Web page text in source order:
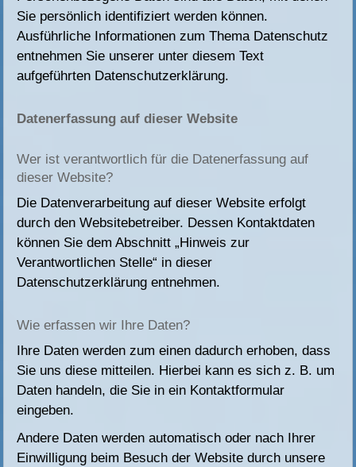
Sie persönlich identifiziert werden können.
Ausführliche Informationen zum Thema Datenschutz
entnehmen Sie unserer unter diesem Text
aufgeführten Datenschutzerklärung.
Datenerfassung auf dieser Website
Wer ist verantwortlich für die Datenerfassung auf
dieser Website?
Die Datenverarbeitung auf dieser Website erfolgt
durch den Websitebetreiber. Dessen Kontaktdaten
können Sie dem Abschnitt „Hinweis zur
Verantwortlichen Stelle“ in dieser
Datenschutzerklärung entnehmen.
Wie erfassen wir Ihre Daten?
Ihre Daten werden zum einen dadurch erhoben, dass
Sie uns diese mitteilen. Hierbei kann es sich z. B. um
Daten handeln, die Sie in ein Kontaktformular
eingeben.
Andere Daten werden automatisch oder nach Ihrer
Einwilligung beim Besuch der Website durch unsere